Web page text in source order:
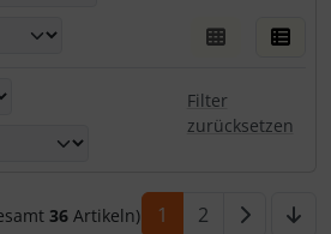
Artikel nach ihren
Filter
zurücksetzen
36 Artikeln) 1 2